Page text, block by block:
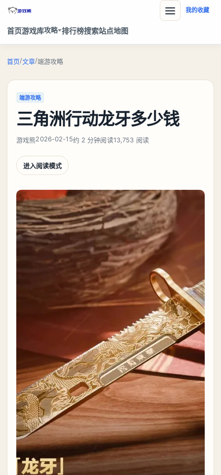
首页游戏库攻略 排行榜搜索站点地图
我的收藏
首页/文章/端游攻略
端游攻略
三角洲行动龙牙多少钱
游戏熊2026-02-15约 2 分钟阅读13,753 阅读
进入阅读模式